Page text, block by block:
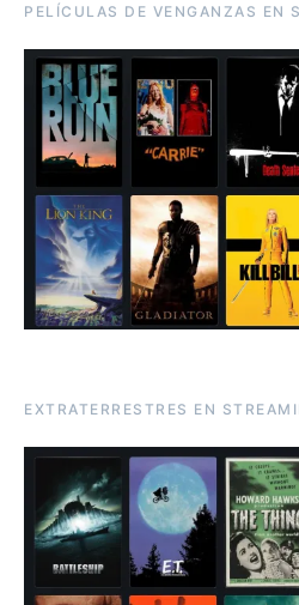
PELÍCULAS DE VENGANZAS EN
EXTRATERRESTRES EN